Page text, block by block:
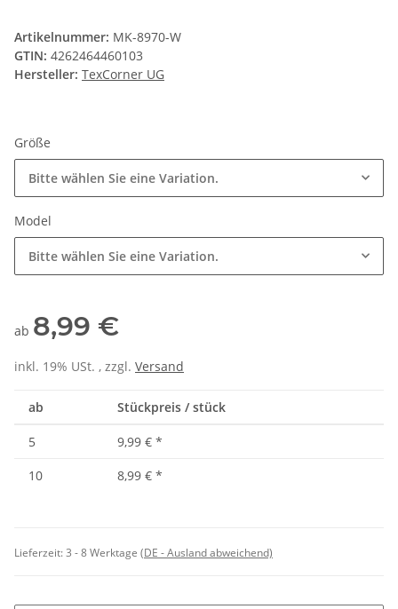
Artikelnummer: MK-8970-W
GTIN: 4262464460103
Hersteller: TexCorner UG
Größe
Bitte wählen Sie eine Variation.
Model
Bitte wählen Sie eine Variation.
ab 8,99 €
inkl. 19% USt. , zzgl. Versand
ab Stückpreis / stück
5 9,99 € *
10
8,99 € *
Lieferzeit:3 - 8 Werktage (DE - Ausland abweichend)